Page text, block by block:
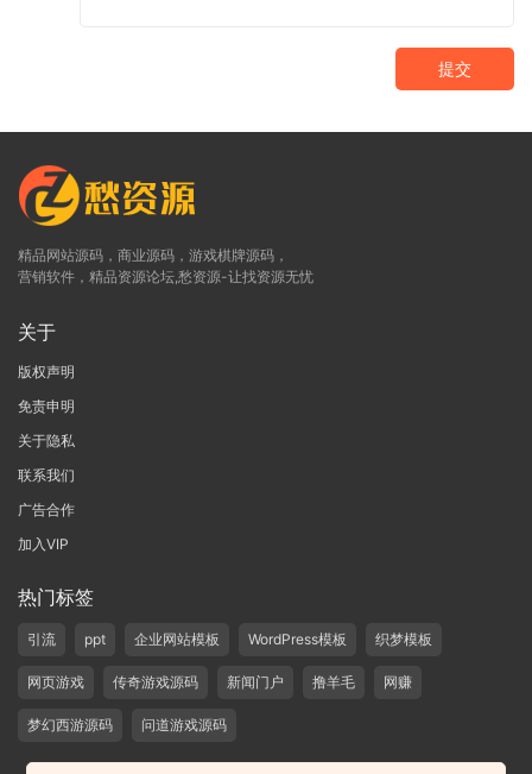
提交
精品网站源码，商业源码，游戏棋牌源码，
营销软件，精品资源论坛,愁资源-让找资源无忧
关于
版权声明
免责申明
关于隐私
联系我们
广告合作
加入VIP
热门标签
引流 ppt 企业网站模板 WordPress模板 织梦模板
网页游戏 传奇游戏源码 新闻门户 撸羊毛 网赚
梦幻西游源码 问道游戏源码